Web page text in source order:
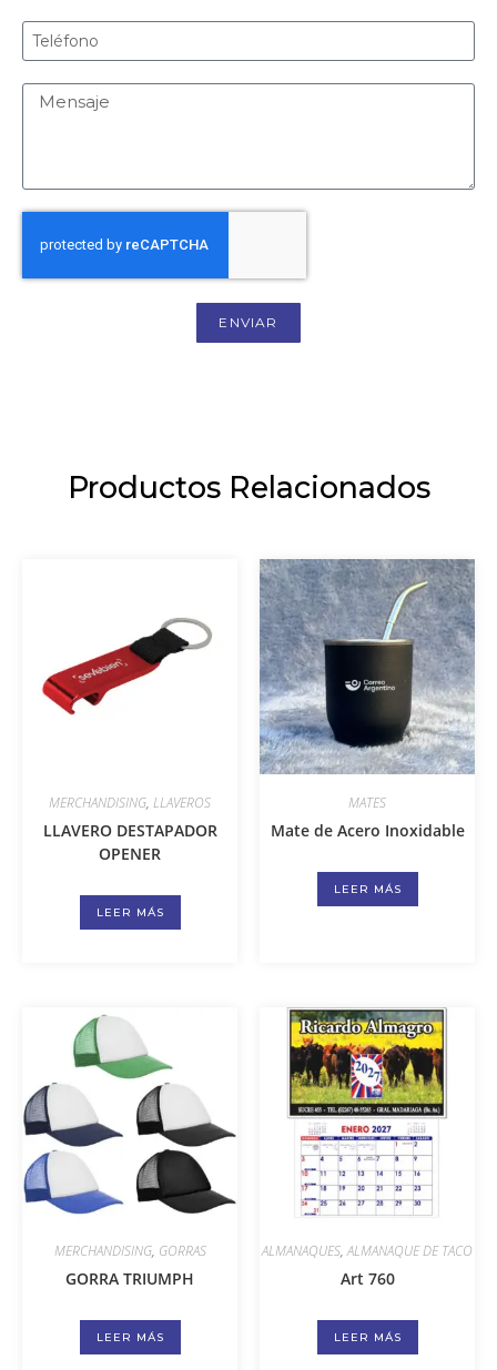
ENVIAR
Productos Relacionados
MERCHANDISING, LLAVEROS
LLAVERO DESTAPADOR
OPENER
LEER MÁS
MATES
Mate de Acero Inoxidable
LEER MÁS
MERCHANDISING, GORRAS
GORRA TRIUMPH
LEER MÁS
ALMANAQUES,ALMANAQUE DE TACO
Art 760
LEER MÁS